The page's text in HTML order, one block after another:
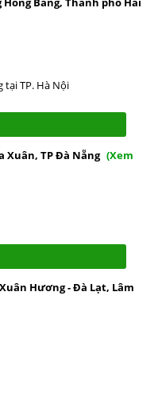
TP. Hà Nội
Xuân, TP Đà Nẵng (Xem
Hương - Đà Lạt, Lâm